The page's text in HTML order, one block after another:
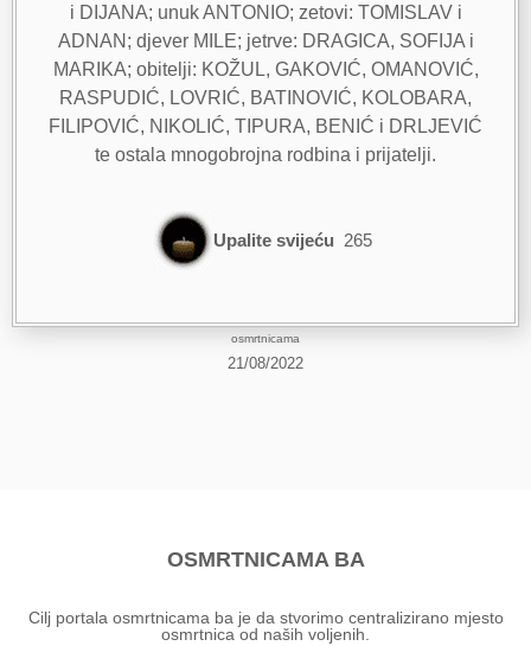
i DIJANA; unuk ANTONIO; zetovi: TOMISLAV i
ADNAN; djever MILE; jetrve: DRAGICA, SOFIJA i
MARIKA; obitelji: KOŽUL, GAKOVIĆ, OMANOVIĆ,
RASPUDIĆ, LOVRIĆ, BATINOVIĆ, KOLOBARA,
FILIPOVIĆ, NIKOLIĆ, TIPURA, BENIĆ i DRLJEVIĆ
te ostala mnogobrojna rodbina i prijatelji.
Upalite svijeću 265
osmrtnicama
21/08/2022
OSMRTNICAMA BA
Cilj portala osmrtnicama ba je da stvorimo centralizirano mjesto
osmrtnica od naših voljenih.